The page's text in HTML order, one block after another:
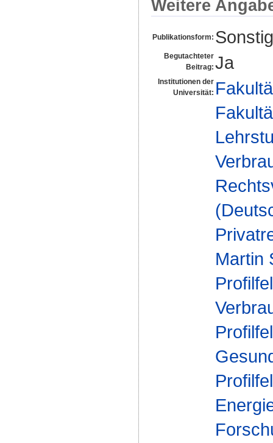
Weitere
Publikationsform:
Begutachteter
Beitrag: Ja
Institutionen der
Universität:
Martin